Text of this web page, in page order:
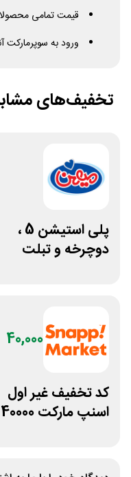
قیمت تمامی
ورود به سوپرمارکت
تخفیف‌های
پلی استیشن 5 ،
دوچرخه و تبلت
40,000
کد تخفیف غیر اول
اسنپ مارکت 40000